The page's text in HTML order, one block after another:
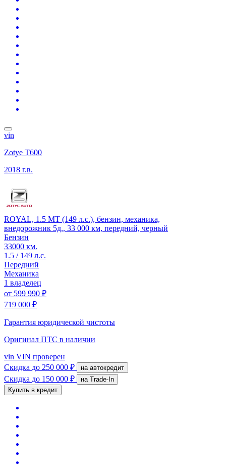
vin
Zotye T600
2018 г.в.
ROYAL, 1.5 MT (149 л.с.), бензин, механика,
внедорожник 5д., 33 000 км, передний, черный
Бензин
33000 км.
1.5 / 149 л.с.
Передний
Механика
1 владелец
от 599 990 ₽
719 000 ₽
Гарантия юридической чистоты
Оригинал ПТС в наличии
vin VIN проверен
Скидка до 250 000 ₽ на автокредит
Скидка до 150 000 ₽
на Trade-In
Купить в кредит